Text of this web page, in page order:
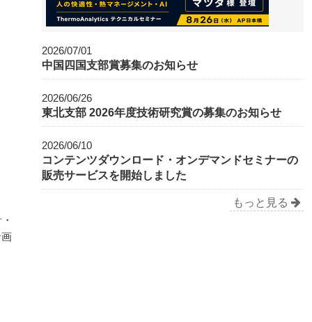
2026/07/01
中国四国支部賞募集のお知らせ
2026/06/26
東北支部 2026年度技術研究賞の募集のお知らせ
2026/06/10
コンテンツダウンロード・オンデマンドセミナーの
販売サービスを開始しました
もっと見る